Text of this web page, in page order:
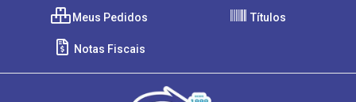
Meus Pedidos Títulos
Notas Fiscais